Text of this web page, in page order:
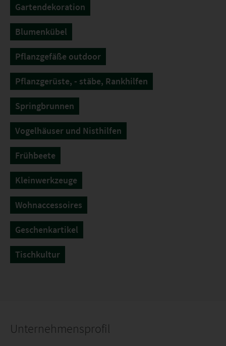
Gartendekoration
Blumenkübel
Pflanzgefäße outdoor
Pflanzgerüste, - stäbe, Rankhilfen
Springbrunnen
Vogelhäuser und Nisthilfen
Frühbeete
Kleinwerkzeuge
Wohnaccessoires
Geschenkartikel
Tischkultur
Unternehmensprofil